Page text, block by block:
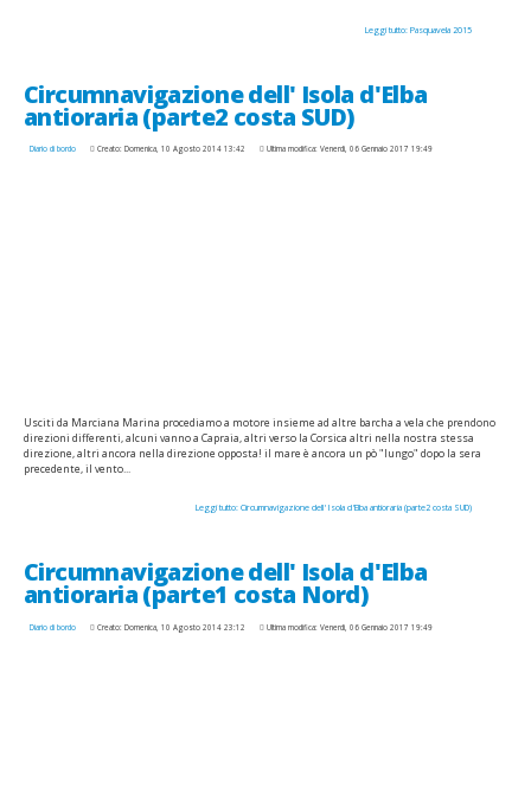
Leggi tutto: Pasquavela 2015
Circumnavigazione dell' Isola d'Elba
antioraria (parte2 costa SUD)
Diario di bordo Creato: Domenica, 10 Agosto 2014 13:42 Ultima modifica: Venerdì, 06 Gennaio 2017 19:49
Usciti da Marciana Marina procediamo a motore insieme ad altre barcha a vela che prendono
direzioni differenti, alcuni vanno a Capraia, altri verso la Corsica altri nella nostra stessa
direzione, altri ancora nella direzione opposta! il mare è ancora un pò "lungo" dopo la sera
precedente, il vento...
Leggi tutto: Circumnavigazione dell' Isola d'Elba antioraria (parte2 costa SUD)
Circumnavigazione dell' Isola d'Elba
antioraria (parte1 costa Nord)
Diario di bordo Creato: Domenica, 10 Agosto 2014 23:12 Ultima modifica: Venerdì, 06 Gennaio 2017 19:49